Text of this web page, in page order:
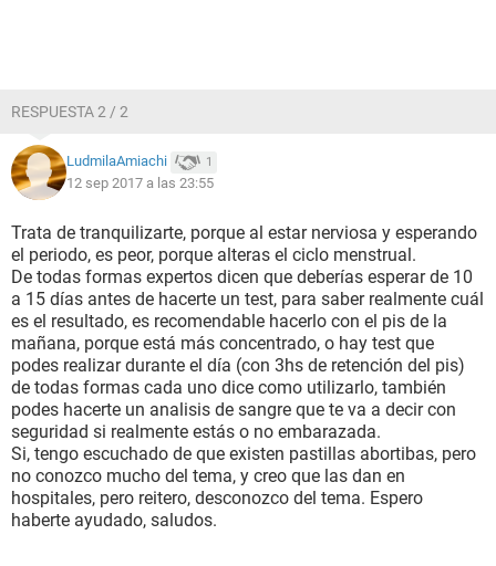
RESPUESTA 2 / 2
LudmilaAmiachi 1
12 sep 2017 a las 23:55
Trata de tranquilizarte, porque al estar nerviosa y esperando
el periodo, es peor, porque alteras el ciclo menstrual.
De todas formas expertos dicen que deberías esperar de 10
a 15 días antes de hacerte un test, para saber realmente cuál
es el resultado, es recomendable hacerlo con el pis de la
mañana, porque está más concentrado, o hay test que
podes realizar durante el día (con 3hs de retención del pis)
de todas formas cada uno dice como utilizarlo, también
podes hacerte un analisis de sangre que te va a decir con
seguridad si realmente estás o no embarazada.
Si, tengo escuchado de que existen pastillas abortibas, pero
no conozco mucho del tema, y creo que las dan en
hospitales, pero reitero, desconozco del tema. Espero
haberte ayudado, saludos.